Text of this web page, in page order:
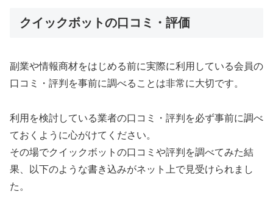
クイックボットの口コミ・評価
副業や情報商材をはじめる前に実際に利用している会員の
口コミ・評判を事前に調べることは非常に大切です。
利用を検討している業者の口コミ・評判を必ず事前に調べ
ておくように心がけてください。
その場でクイックボットの口コミや評判を調べてみた結
果、以下のような書き込みがネット上で見受けられまし
た。